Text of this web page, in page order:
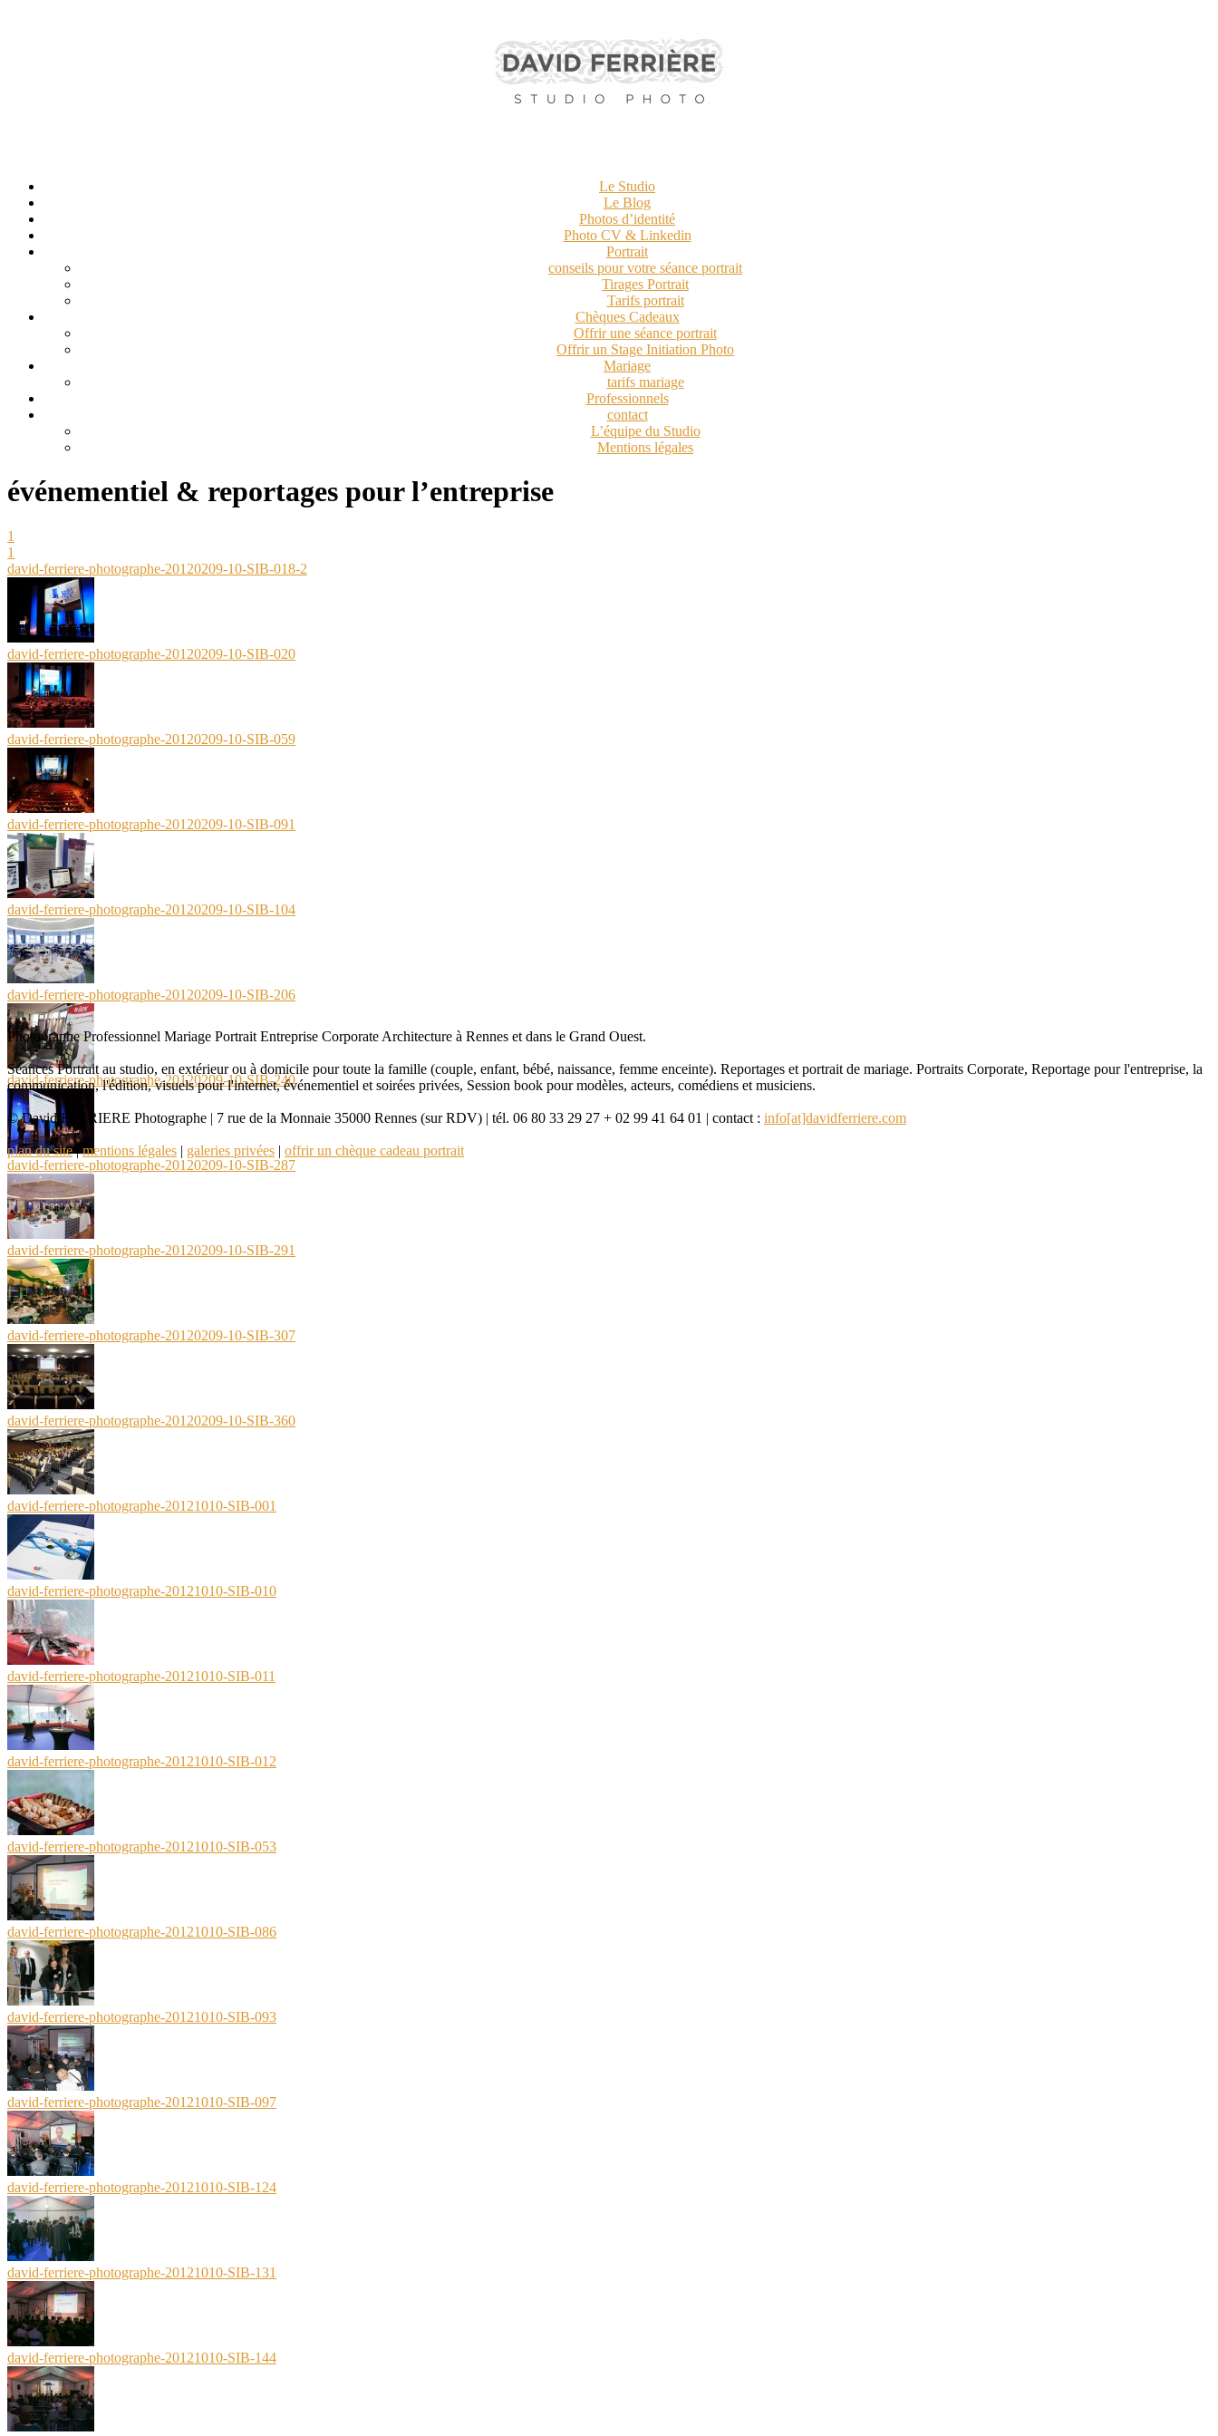
Le Studio
Le Blog
Photos d’identité
Photo CV & Linkedin
Portrait
conseils pour votre séance portrait
Tirages Portrait
Tarifs portrait
Chèques Cadeaux
Offrir une séance portrait
Offrir un Stage Initiation Photo
Mariage
tarifs mariage
Professionnels
contact
L’équipe du Studio
Mentions légales
événementiel & reportages pour l’entreprise
1
1
david-ferriere-photographe-20120209-10-SIB-018-2
david-ferriere-photographe-20120209-10-SIB-020
david-ferriere-photographe-20120209-10-SIB-059
david-ferriere-photographe-20120209-10-SIB-091
david-ferriere-photographe-20120209-10-SIB-104
david-ferriere-photographe-20120209-10-SIB-206
david-ferriere-photographe-20120209-10-SIB-240
david-ferriere-photographe-20120209-10-SIB-287
david-ferriere-photographe-20120209-10-SIB-291
david-ferriere-photographe-20120209-10-SIB-307
david-ferriere-photographe-20120209-10-SIB-360
david-ferriere-photographe-20121010-SIB-001
david-ferriere-photographe-20121010-SIB-010
david-ferriere-photographe-20121010-SIB-011
david-ferriere-photographe-20121010-SIB-012
david-ferriere-photographe-20121010-SIB-053
david-ferriere-photographe-20121010-SIB-086
david-ferriere-photographe-20121010-SIB-093
david-ferriere-photographe-20121010-SIB-097
david-ferriere-photographe-20121010-SIB-124
david-ferriere-photographe-20121010-SIB-131
david-ferriere-photographe-20121010-SIB-144
Photographe Professionnel Mariage Portrait Entreprise Corporate Architecture à Rennes et dans le Grand Ouest.
Séances Portrait au studio, en extérieur ou à domicile pour toute la famille (couple, enfant, bébé, naissance, femme enceinte). Reportages et portrait de mariage. Portraits Corporate, Reportage pour l'entreprise, la
communication, l'édition, visuels pour l'internet, événementiel et soirées privées, Session book pour modèles, acteurs, comédiens et musiciens.
© David FERRIERE Photographe | 7 rue de la Monnaie 35000 Rennes (sur RDV) | tél. 06 80 33 29 27 + 02 99 41 64 01 | contact : info[at]davidferriere.com
plan du site|mentions légales | galeries privées | offrir un chèque cadeau portrait